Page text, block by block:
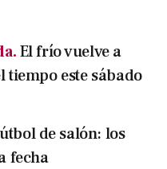
El frío vuelve a
tiempo este sábado
de salón: los
fecha